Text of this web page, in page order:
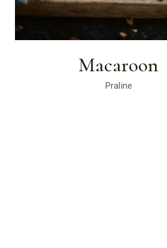
Macaroon
Praline